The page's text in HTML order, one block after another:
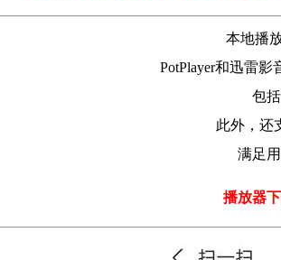
本地播
PotPlayer和迅雷
包
此外，还
满足
播放器